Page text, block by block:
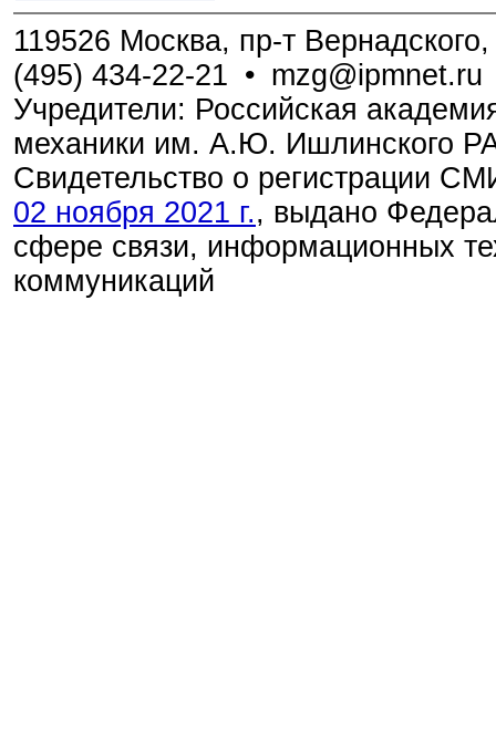
119526 Москва, пр-т
(495) 434-22-21 • mzg@ipmnet.ru
Учредители: Российская
механики им. А.Ю. Ишлинского
Свидетельство о регистрации
02 ноября 2021 г., выдано
сфере связи, информационных
коммуникаций